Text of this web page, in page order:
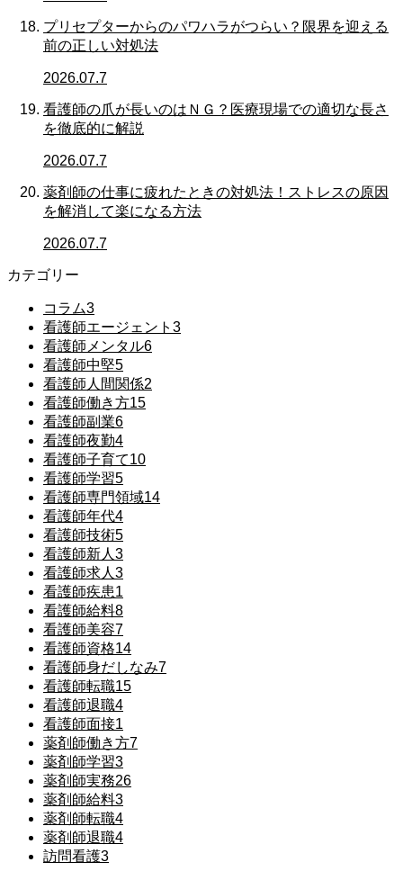
プリセプターからのパワハラがつらい？限界を迎える
前の正しい対処法
2026.07.7
看護師の爪が長いのはＮＧ？医療現場での適切な長さ
を徹底的に解説
2026.07.7
薬剤師の仕事に疲れたときの対処法！ストレスの原因
を解消して楽になる方法
2026.07.7
カテゴリー
コラム3
看護師エージェント 3
看護師メンタル6
看護師中堅5
看護師人間関係2
看護師働き方15
看護師副業6
看護師夜勤4
看護師子育て10
看護師学習5
看護師専門領域14
看護師年代4
看護師技術5
看護師新人 3
看護師求人 3
看護師疾患1
看護師給料8
看護師美容7
看護師資格14
看護師身だしなみ7
看護師転職15
看護師退職4
看護師面接1
薬剤師働き方7
薬剤師学習3
薬剤師実務26
薬剤師給料3
薬剤師転職4
薬剤師退職4
訪問看護3